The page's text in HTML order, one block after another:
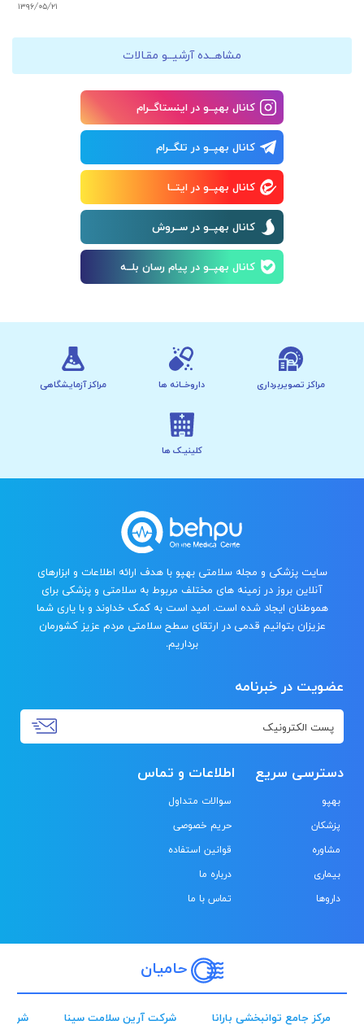
۱۳۹۶/۰۵/۲۱
مشاهــده آرشیــو مقـالات
کانال بهپــو در اینستاگــرام
کانال بهپــو در تلگــرام
کانال بهپــو در ایتــا
کانال بهپــو در ســروش
کانال بهپــو در پیام رسان بلــه
مراکز تصویربرداری داروخــانه ها مراکز آزمایشگاهی
کلینیـک ها
سایت پزشکی و مجله سلامتی بهپو با هدف ارائه اطلاعات و ابزارهای
آنلاین بروز در زمینه های مختلف مربوط به سلامتی و پزشکی برای
هموطنان ایجاد شده است. امید است به کمک خداوند و با یاری شما
عزیزان بتوانیم قدمی در ارتقای سطح سلامتی مردم عزیز کشورمان
برداریم.
عضویت در خبرنامه
دسترسی سریع
بهپو
پزشکان
مشاوره
بیماری
داروها
اطلاعات و تماس
سوالات متداول
حریم خصوصی
قوانین استفاده
درباره ما
تماس با ما
حامیان
مرکز جامع توانبخشی بارانا شرکت آرین سلامت سینا شرکت